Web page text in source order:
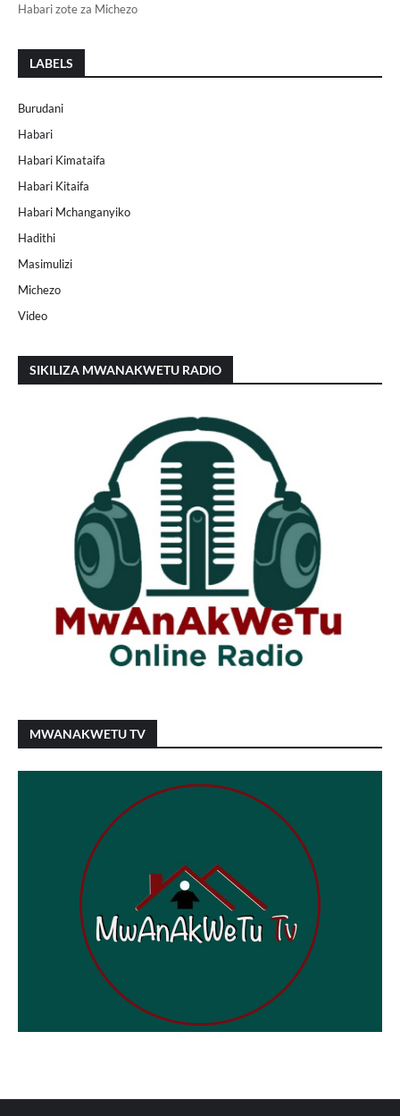
Habari zote za Michezo
LABELS
Burudani
Habari
Habari Kimataifa
Habari Kitaifa
Habari Mchanganyiko
Hadithi
Masimulizi
Michezo
Video
SIKILIZA MWANAKWETU RADIO
MWANAKWETU TV